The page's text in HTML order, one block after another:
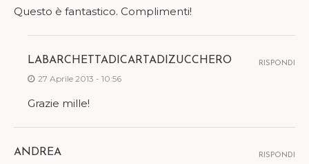
Questo è fantastico. Complimenti!
LABARCHETTADICARTADIZUCCHERO
27 Aprile 2013 - 10:56
Grazie mille!
RISPONDI
ANDREA RISPONDI